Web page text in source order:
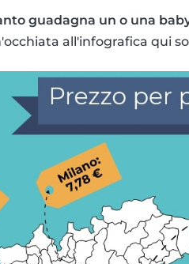
guadagna un o una
all'infografica qui